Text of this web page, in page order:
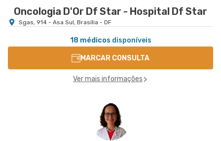
Oncologia D'Or Df Star - Hospital Df Star
Sgas, 914 - Asa Sul, Brasília - DF
18 médicos disponíveis
MARCAR CONSULTA
Ver mais informações